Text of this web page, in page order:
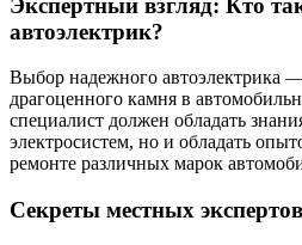
автоэлектрик?
Выбор надежного автоэлектрика
драгоценного камня в
специалист должен обладать
электросистем, но и обладать
ремонте различных марок
Секреты местных